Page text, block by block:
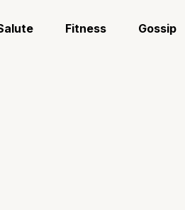
Fitness Gossip